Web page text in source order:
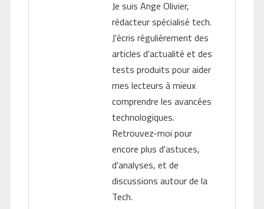
Je suis Ange Olivier,
rédacteur spécialisé tech.
J'écris régulièrement des
articles d'actualité et des
tests produits pour aider
mes lecteurs à mieux
comprendre les avancées
technologiques.
Retrouvez-moi pour
encore plus d'astuces,
d'analyses, et de
discussions autour de la
Tech.